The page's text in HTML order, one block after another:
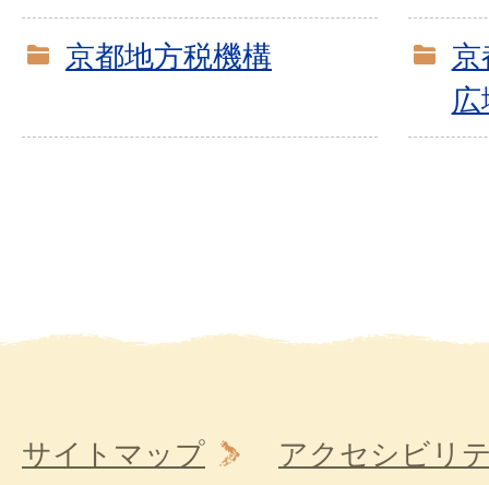
京都地方税機構
サイトマップ アクセシビリ